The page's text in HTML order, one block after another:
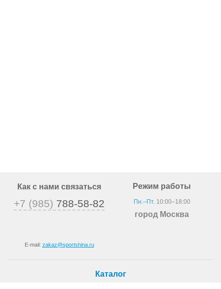
Как с нами связаться
+7 (985) 788-58-82
E-mail: zakaz@sportshina.ru
Режим работы
Пн.–Пт.10:00–18:00
город Москва
Каталог